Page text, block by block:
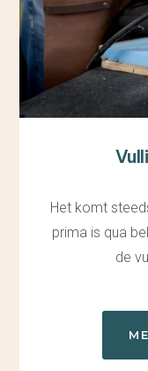
Het komt
prima is qua
de